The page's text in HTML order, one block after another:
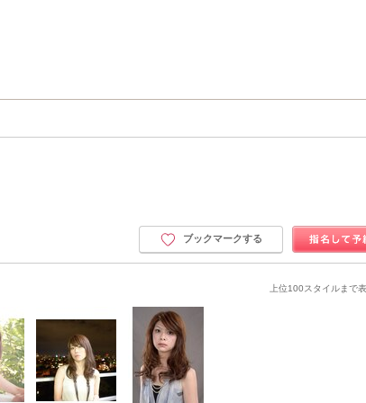
ブックマークする
上位100スタイルまで